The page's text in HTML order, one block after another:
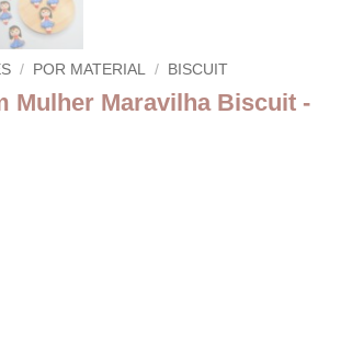
/ POR MATERIAL / BISCUIT
Mulher Maravilha Biscuit -
Maravilha Biscuit -Unid quantidade